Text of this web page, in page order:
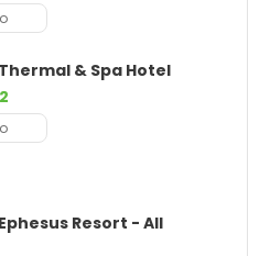
& Spa Hotel
Resort - All